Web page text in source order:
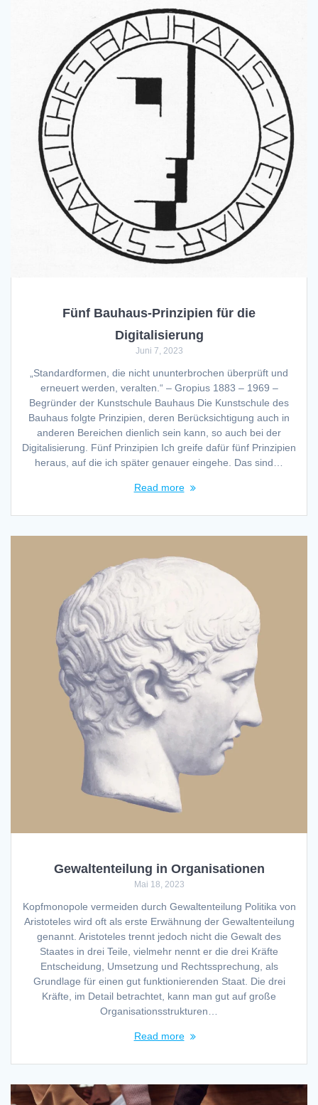
Fünf Bauhaus-Prinzipien für die
Digitalisierung
Juni 7, 2023
„Standardformen, die nicht ununterbrochen überprüft und
erneuert werden, veralten.“ – Gropius 1883 – 1969 –
Begründer der Kunstschule Bauhaus Die Kunstschule des
Bauhaus folgte Prinzipien, deren Berücksichtigung auch in
anderen Bereichen dienlich sein kann, so auch bei der
Digitalisierung. Fünf Prinzipien Ich greife dafür fünf Prinzipien
heraus, auf die ich später genauer eingehe. Das sind…
Read more
Gewaltenteilung in Organisationen
Mai 18, 2023
Kopfmonopole vermeiden durch Gewaltenteilung Politika von
Aristoteles wird oft als erste Erwähnung der Gewaltenteilung
genannt. Aristoteles trennt jedoch nicht die Gewalt des
Staates in drei Teile, vielmehr nennt er die drei Kräfte
Entscheidung, Umsetzung und Rechtssprechung, als
Grundlage für einen gut funktionierenden Staat. Die drei
Kräfte, im Detail betrachtet, kann man gut auf große
Organisationsstrukturen…
Read more